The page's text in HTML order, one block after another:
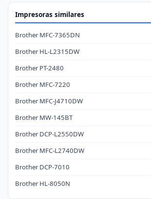
Impresoras similares
Brother MFC-7365DN
Brother HL-L2315DW
Brother PT-2480
Brother MFC-7220
Brother MFC-J4710DW
Brother MW-145BT
Brother DCP-L2550DW
Brother MFC-L2740DW
Brother DCP-7010
Brother HL-8050N